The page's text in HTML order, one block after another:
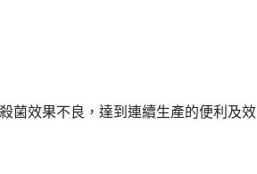
菌效果不良，達到連續生產的便利及效